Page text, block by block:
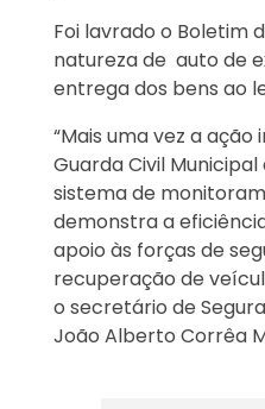
Foi lavrado o Boletim
natureza de auto de
entrega dos bens ao
“Mais uma vez a
Guarda Civil
sistema de
demonstra a
apoio às forças de
recuperação de
o secretário de
João Alberto Corrêa